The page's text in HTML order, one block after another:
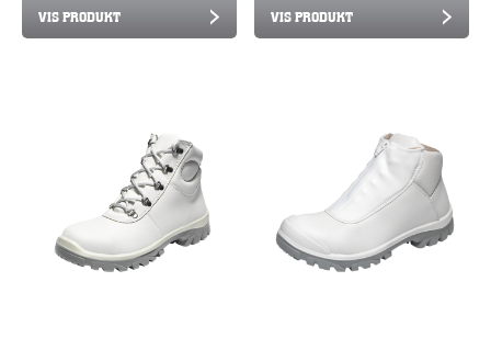
VIS PRODUKT VIS PRODUKT